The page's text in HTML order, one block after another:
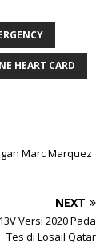
HEART CARD
Marc Marquez
NEXT
Versi 2020 Pada
Tes di Losail Qatar